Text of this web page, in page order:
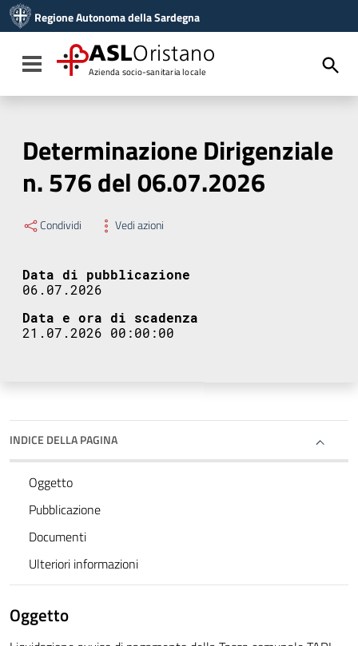
Vai al menu di navigazione
Vai al footer
Regione Autonoma della Sardegna
Toggle navigation
ASLOristano
Azienda socio-sanitaria locale
Determinazione Dirigenziale
n. 576 del 06.07.2026
Condividi Vedi azioni
Data di pubblicazione
06.07.2026
Data e ora di scadenza
21.07.2026 00:00:00
INDICE DELLA PAGINA
Oggetto
Pubblicazione
Documenti
Ulteriori informazioni
Oggetto